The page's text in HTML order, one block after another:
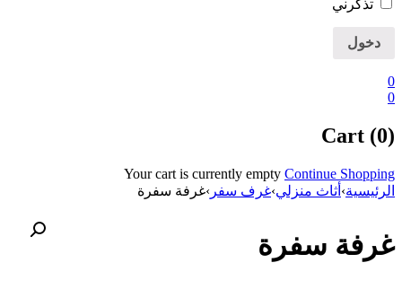
تذكرني
0
0
Cart (0)
Your cart is currently empty Continue Shopping
الرئيسية› أثاث منزلي›غرف سفر ›غرفة سفرة
غرفة سفرة